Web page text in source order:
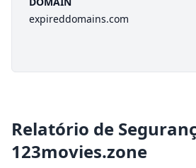
expireddomains.com
Relatório de
123movies.zone